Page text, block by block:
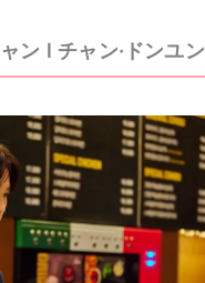
ン l チャン·ドンユン